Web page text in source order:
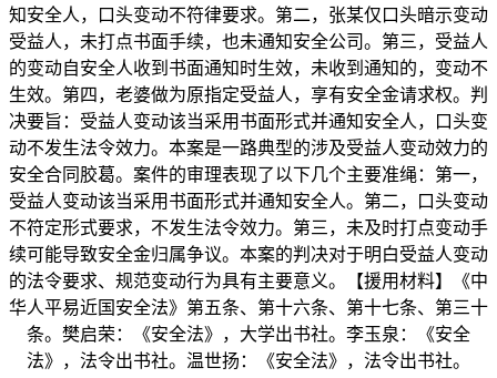
知安全人，口头变动不符律要求。第二，张某仅口头暗示变动
受益人，未打点书面手续，也未通知安全公司。第三，受益人
的变动自安全人收到书面通知时生效，未收到通知的，变动不
生效。第四，老婆做为原指定受益人，享有安全金请求权。判
决要旨：受益人变动该当采用书面形式并通知安全人，口头变
动不发生法令效力。本案是一路典型的涉及受益人变动效力的
安全合同胶葛。案件的审理表现了以下几个主要准绳：第一，
受益人变动该当采用书面形式并通知安全人。第二，口头变动
不符定形式要求，不发生法令效力。第三，未及时打点变动手
续可能导致安全金归属争议。本案的判决对于明白受益人变动
的法令要求、规范变动行为具有主要意义。【援用材料】《中
华人平易近国安全法》第五条、第十六条、第十七条、第三十
条。樊启荣：《安全法》，大学出书社。李玉泉：《安全
法》，法令出书社。温世扬：《安全法》，法令出书社。